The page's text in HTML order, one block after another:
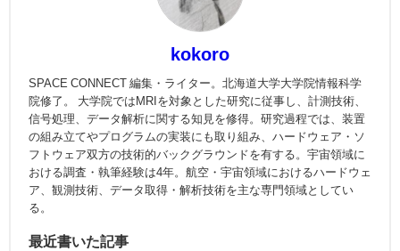
kokoro
SPACE CONNECT 編集・ライター。北海道大学大学院情報科学
院修了。 大学院ではMRIを対象とした研究に従事し、計測技術、
信号処理、データ解析に関する知見を修得。研究過程では、装置
の組み立てやプログラムの実装にも取り組み、ハードウェア・ソ
フトウェア双方の技術的バックグラウンドを有する。宇宙領域に
おける調査・執筆経験は4年。航空・宇宙領域におけるハードウェ
ア、観測技術、データ取得・解析技術を主な専門領域としてい
る。
最近書いた記事